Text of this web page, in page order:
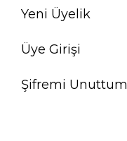
Yeni Üyelik
Üye Girişi
Şifremi Unuttum